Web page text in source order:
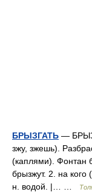
БРЫЗГАТЬ —
зжу, зжешь).
(каплями). Фонтан
брызжут. 2. на кого
н. водой. |… …